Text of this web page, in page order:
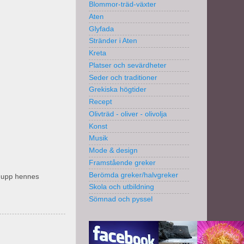
hennes
Blommor-träd-växter
Aten
Glyfada
Stränder i Aten
Kreta
Platser och sevärdheter
Seder och traditioner
Grekiska högtider
Recept
Olivträd - oliver - olivolja
Konst
Musik
Mode & design
Framstående greker
Berömda greker/halvgreker
Skola och utbildning
Sömnad och pyssel